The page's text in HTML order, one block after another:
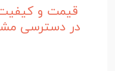
قیمت و کیفیت
در دسترسی